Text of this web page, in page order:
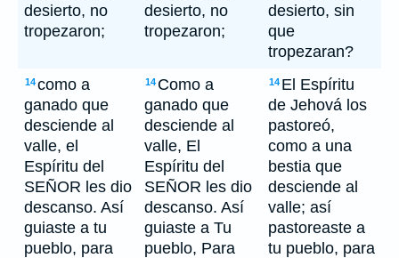
desierto, no
tropezaron;
desierto, no
tropezaron;
desierto, sin
que
tropezaran?
14como a
ganado que
desciende al
valle, el
Espíritu del
SEÑOR les dio
descanso. Así
guiaste a tu
pueblo, para
14 Como a
ganado que
desciende al
valle, El
Espíritu del
SEÑOR les dio
descanso. Así
guiaste a Tu
pueblo, Para
14 El Espíritu
de Jehová los
pastoreó,
como a una
bestia que
desciende al
valle; así
pastoreaste a
tu pueblo, para